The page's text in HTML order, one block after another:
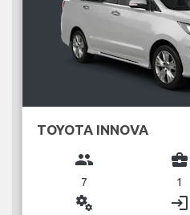
TOYOTA INNOVA
group
7
business_center
1
miscellaneous_services login